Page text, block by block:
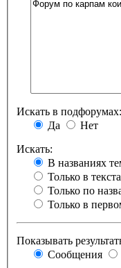
Искать в подфорумах:
Да
Нет
Искать:
В названиях
Только в
Только по
Только в
Показывать
Сообщения